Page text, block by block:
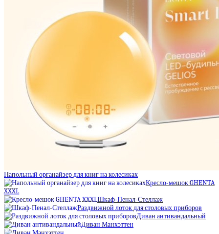
Напольный органайзер для книг на колесиках
Кресло-мешок GHENTA
XXXL
Шкаф-Пенал-Стеллаж
Раздвижной лоток для столовых приборов
Диван антивандальный
Диван Манхэттен